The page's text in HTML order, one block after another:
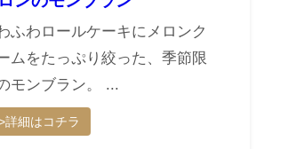
ふわロールケーキにメロンク
ムをたっぷり絞った、季節限
モンブラン。 ...
詳細はコチラ